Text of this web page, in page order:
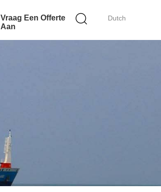
Dutch
Vraag Een Offerte
Aan